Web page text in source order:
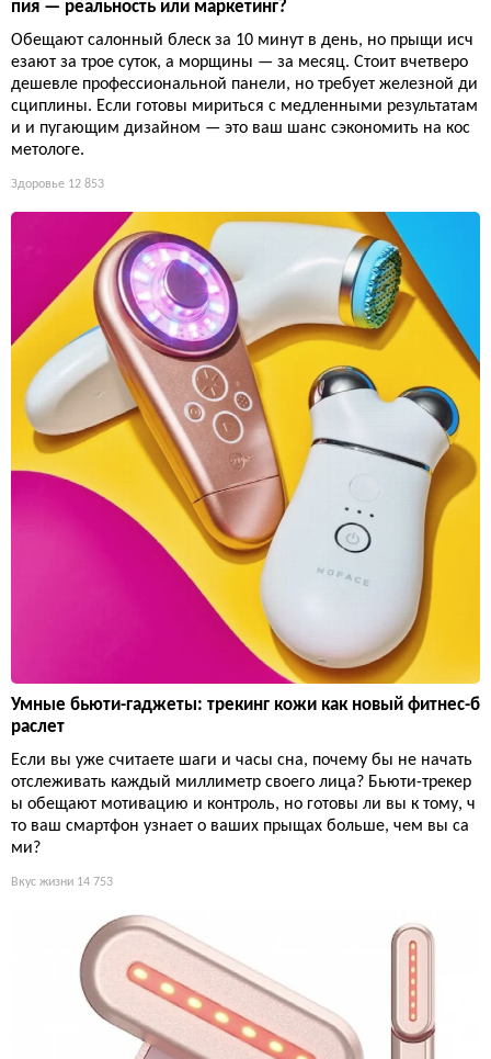
пия — реальность или маркетинг?
Обещают салонный блеск за 10 минут в день, но прыщи исч
езают за трое суток, а морщины — за месяц. Стоит вчетверо
дешевле профессиональной панели, но требует железной ди
сциплины. Если готовы мириться с медленными результатам
и и пугающим дизайном — это ваш шанс сэкономить на кос
метологе.
Здоровье 12 853
Умные бьюти-гаджеты: трекинг кожи как новый фитнес-б
раслет
Если вы уже считаете шаги и часы сна, почему бы не начать
отслеживать каждый миллиметр своего лица? Бьюти-трекер
ы обещают мотивацию и контроль, но готовы ли вы к тому, ч
то ваш смартфон узнает о ваших прыщах больше, чем вы са
ми?
Вкус жизни 14 753